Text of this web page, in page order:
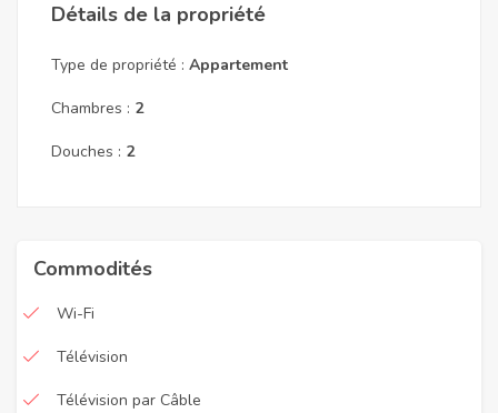
Détails de la propriété
Type de propriété : Appartement
Chambres : 2
Douches : 2
Commodités
Wi-Fi
Télévision
Télévision par Câble